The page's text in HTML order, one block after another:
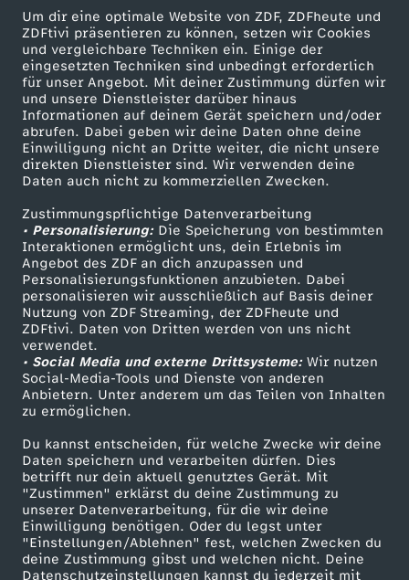
Um dir eine optimale Website von ZDF, ZDFheute und
ZDFtivi präsentieren zu können, setzen wir Cookies
und vergleichbare Techniken ein. Einige der
eingesetzten Techniken sind unbedingt erforderlich
für unser Angebot. Mit deiner Zustimmung dürfen wir
und unsere Dienstleister darüber hinaus
Informationen auf deinem Gerät speichern und/oder
abrufen. Dabei geben wir deine Daten ohne deine
Einwilligung nicht an Dritte weiter, die nicht unsere
direkten Dienstleister sind. Wir verwenden deine
Daten auch nicht zu kommerziellen Zwecken.
Zustimmungspflichtige Datenverarbeitung
• Personalisierung:Die Speicherung von bestimmten
Interaktionen ermöglicht uns, dein Erlebnis im
Angebot des ZDF an dich anzupassen und
Personalisierungsfunktionen anzubieten. Dabei
personalisieren wir ausschließlich auf Basis deiner
Nutzung von ZDF Streaming, der ZDFheute und
ZDFtivi. Daten von Dritten werden von uns nicht
verwendet.
• Social Media und externe Drittsysteme:Wir nutzen
Social-Media-Tools und Dienste von anderen
Anbietern. Unter anderem um das Teilen von Inhalten
zu ermöglichen.
Du kannst entscheiden, für welche Zwecke wir deine
Daten speichern und verarbeiten dürfen. Dies
betrifft nur dein aktuell genutztes Gerät. Mit
"Zustimmen" erklärst du deine Zustimmung zu
unserer Datenverarbeitung, für die wir deine
Einwilligung benötigen. Oder du legst unter
"Einstellungen/Ablehnen" fest, welchen Zwecken du
deine Zustimmung gibst und welchen nicht. Deine
Datenschutzeinstellungen kannst du jederzeit mit
n
-
E
u
r
e
F
r
a
g
e
n
!
Mehr ZDF
ZDF-Apps
Smart TV
ZDFtext
Livestreams
Sendungen A-Z
TV-Programm
Service
ZDFmitreden
Kontakt zum ZDF
Tickets
Zuschauerservice
Hilfe
ZDF Unternehmen
Karriere
ZDF goes Schule
Werbefernsehen
Mainzelmännchen